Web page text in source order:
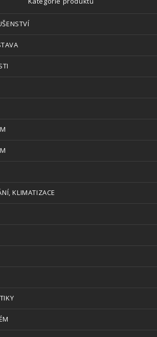
KLIMATIZACE